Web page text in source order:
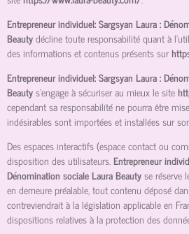
Entrepreneur individuel: Sargsyan Laura :
Beautydécline toute responsabilité quant à
des informations et contenus présents sur
Entrepreneur individuel: Sargsyan Laura :
Beautys’engage à sécuriser au mieux le site
cependant sa responsabilité ne pourra être
indésirables sont importées et installées sur
Des espaces interactifs (espace contact ou
disposition des utilisateurs. Entrepreneur
Dénomination sociale Laura Beautyse réserve
en demeure préalable, tout contenu déposé
contreviendrait à la législation applicable en
dispositions relatives à la protection des